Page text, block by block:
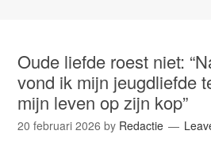
Oude liefde roest niet:
vond ik mijn jeugdliefde
mijn leven op zijn kop”
20 februari 2026 by Redactie